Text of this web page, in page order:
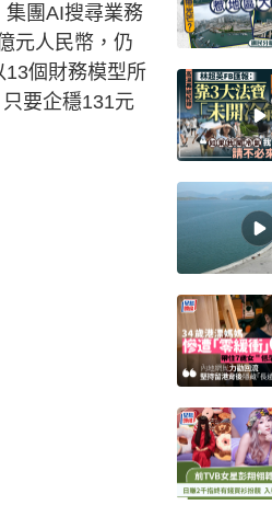
團AI搜尋業務
元人民幣，仍
個財務模型所
要企穩131元